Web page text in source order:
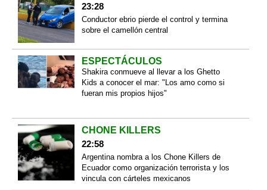
23:28
Conductor ebrio pierde el control y termina
sobre el camellón central
ESPECTÁCULOS
Shakira conmueve al llevar a los Ghetto
Kids a conocer el mar: "Los amo como si
fueran mis propios hijos"
CHONE KILLERS
22:58
Argentina nombra a los Chone Killers de
Ecuador como organización terrorista y los
vincula con cárteles mexicanos